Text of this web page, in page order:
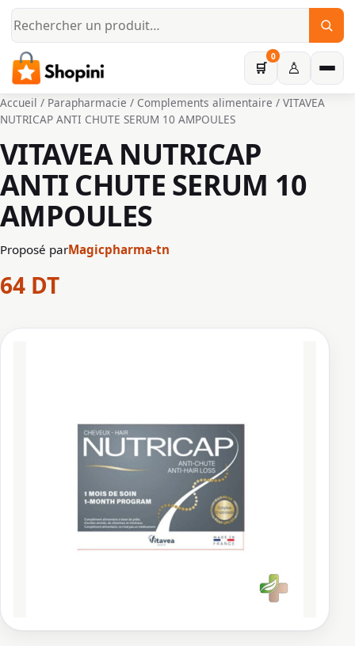
Aller au contenu principal
🛒
0
♙
Accueil / Parapharmacie / Complements alimentaire / VITAVEA
NUTRICAP ANTI CHUTE SERUM 10 AMPOULES
VITAVEA NUTRICAP
ANTI CHUTE SERUM 10
AMPOULES
Proposé parMagicpharma-tn
64 DT